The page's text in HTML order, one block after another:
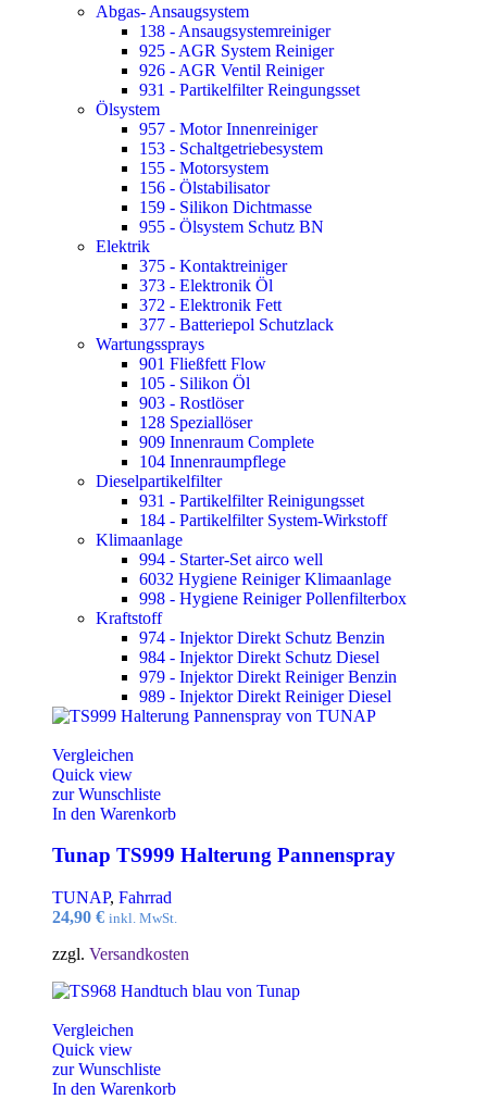
Abgas- Ansaugsystem
138 - Ansaugsystemreiniger
925 - AGR System Reiniger
926 - AGR Ventil Reiniger
931 - Partikelfilter Reingungsset
Ölsystem
957 - Motor Innenreiniger
153 - Schaltgetriebesystem
155 - Motorsystem
156 - Ölstabilisator
159 - Silikon Dichtmasse
955 - Ölsystem Schutz BN
Elektrik
375 - Kontaktreiniger
373 - Elektronik Öl
372 - Elektronik Fett
377 - Batteriepol Schutzlack
Wartungssprays
901 Fließfett Flow
105 - Silikon Öl
903 - Rostlöser
128 Speziallöser
909 Innenraum Complete
104 Innenraumpflege
Dieselpartikelfilter
931 - Partikelfilter Reinigungsset
184 - Partikelfilter System-Wirkstoff
Klimaanlage
994 - Starter-Set airco well
6032 Hygiene Reiniger Klimaanlage
998 - Hygiene Reiniger Pollenfilterbox
Kraftstoff
974 - Injektor Direkt Schutz Benzin
984 - Injektor Direkt Schutz Diesel
979 - Injektor Direkt Reiniger Benzin
989 - Injektor Direkt Reiniger Diesel
Vergleichen
Quick view
zur Wunschliste
In den Warenkorb
Tunap TS999 Halterung Pannenspray
TUNAP, Fahrrad
24,90 € inkl. MwSt.
zzgl. Versandkosten
Vergleichen
Quick view
zur Wunschliste
In den Warenkorb